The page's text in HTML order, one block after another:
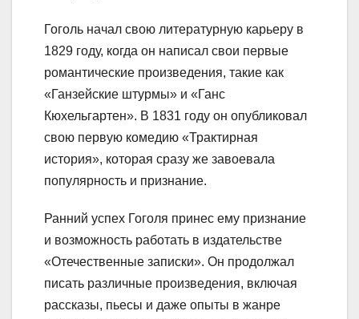
Гоголь начал свою литературную карьеру в
1829 году, когда он написал свои первые
романтические произведения, такие как
«Ганзейские штурмы» и «Ганс
Кюхельгартен». В 1831 году он опубликовал
свою первую комедию «Трактирная
история», которая сразу же завоевала
популярность и признание.
Ранний успех Гоголя принес ему признание
и возможность работать в издательстве
«Отечественные записки». Он продолжал
писать различные произведения, включая
рассказы, пьесы и даже опыты в жанре